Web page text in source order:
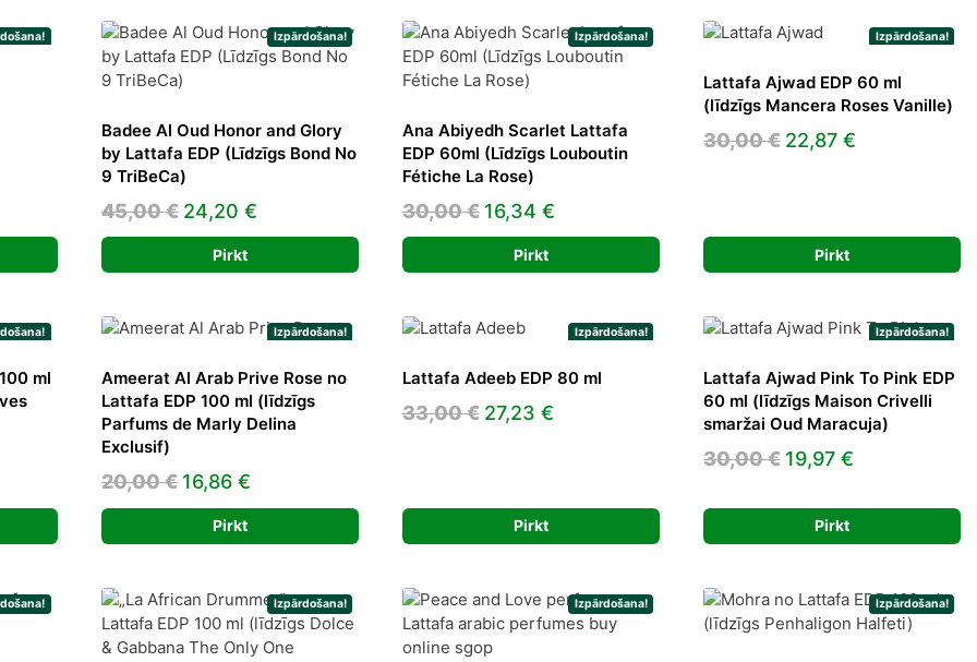
Izpārdošana!
Badee Al Oud Honor and Glory
by Lattafa EDP (Līdzīgs Bond No
9 TriBeCa)
45,00€ Original
price
was:
24,20 €Current
price
is:
Pirkt
Izpārdošana!
Ana Abiyedh Scarlet Lattafa
EDP 60ml (Līdzīgs Louboutin
Fétiche La Rose)
30,00€ Original
price
was:
16,34 €Current
price
is:
Pirkt
Izpārdošana!
Lattafa Ajwad EDP 60 ml
(līdzīgs Mancera Roses Vanille)
30,00€ Original
22,87 €Current
Pirkt
ml
€.
Izpārdošana!
Ameerat Al Arab Prive Rose no
Lattafa EDP 100 ml (līdzīgs
Parfums de Marly Delina
Exclusif)
20,00€ Original
price
was:
16,86 €Current
price
is:
Pirkt
Izpārdošana!
Lattafa Adeeb EDP 80 ml
33,00€ Original
27,23 €Current
Pirkt
Izpārdošana!
Lattafa Ajwad Pink To Pink EDP
60 ml (līdzīgs Maison Crivelli
smaržai Oud Maracuja)
30,00€ Original
was:
30,00 €.
19,97 €Current
19,97 €.
Pirkt
Izpārdošana! Izpārdošana! Izpārdošana!